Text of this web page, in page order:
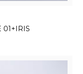
01+IRIS